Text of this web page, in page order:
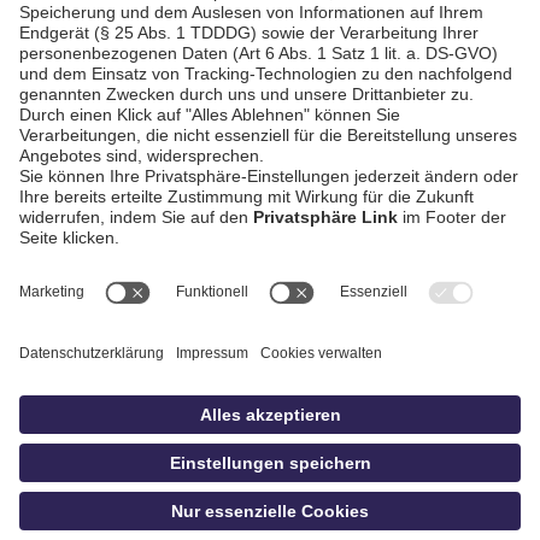
AGB / Gewinnspiele
Datenschutz
Impressum
idowa
Privatsphäre